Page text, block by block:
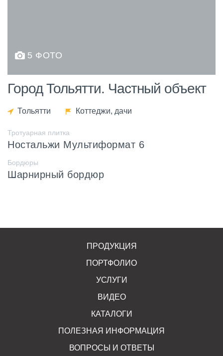
5 ФОТО
Город Тольятти. Частный объект
Тольятти Коттеджи, дачи
Тротуарная плитка
Ностальжи Мультиформат 6
Бордюры
Шарнирный бордюр
ПРОДУКЦИЯ
ПОРТФОЛИО
УСЛУГИ
ВИДЕО
КАТАЛОГИ
ПОЛЕЗНАЯ ИНФОРМАЦИЯ
ВОПРОСЫ И ОТВЕТЫ